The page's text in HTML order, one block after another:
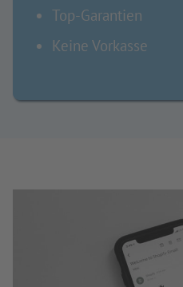
Top-Garantien
Keine Vorkasse